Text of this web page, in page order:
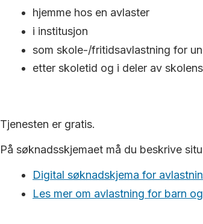
hjemme hos en avlaster
i institusjon
som skole-/fritidsavlastning for
etter skoletid og i deler av
Tjenesten er gratis.
På søknadsskjemaet må du beskrive
Digital søknadskjema for
Les mer om avlastning for barn